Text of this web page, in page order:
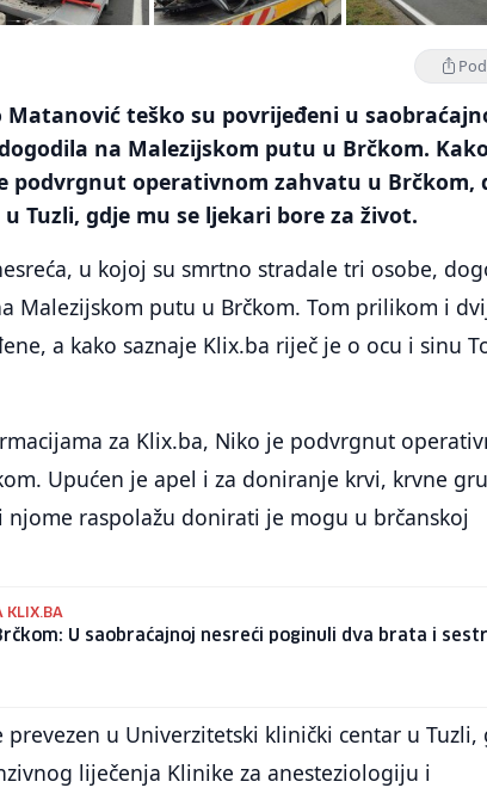
Matanović teško su povrijeđeni u
na Malezijskom putu u Brčkom.
podvrgnut operativnom zahvatu u Brčkom,
Tuzli, gdje mu se ljekari bore za život.
u kojoj su smrtno stradale tri osobe,
Malezijskom putu u Brčkom. Tom prilikom i
a kako saznaje Klix.ba riječ je o ocu i sinu
za Klix.ba, Niko je podvrgnut
Upućen je apel i za doniranje krvi, krvne
njome raspolažu donirati je mogu u brčanskoj
KLIX.BA
U saobraćajnoj nesreći poginuli dva brata i
prevezen u Univerzitetski klinički centar u Tuzli,
liječenja Klinike za anesteziologiju i